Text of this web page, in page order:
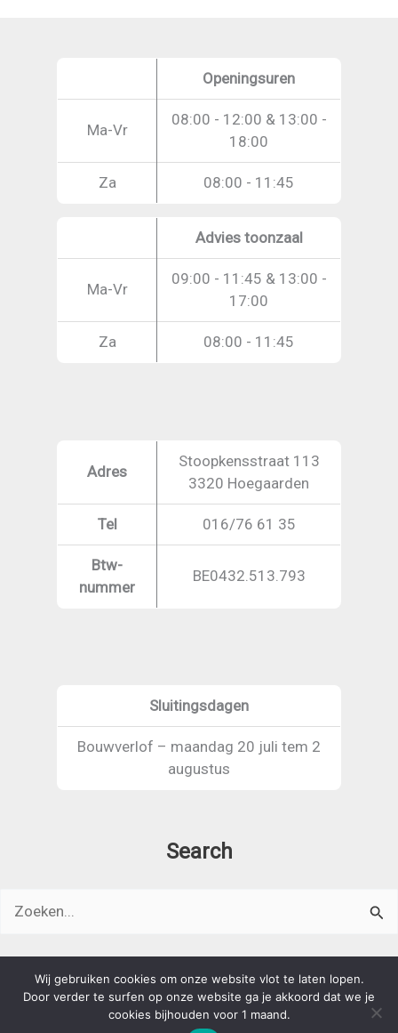
Openingsuren
Ma-Vr
08:00 - 12:00 & 13:00 -
18:00
Za 08:00 - 11:45
Advies toonzaal
Ma-Vr
09:00 - 11:45 & 13:00 -
17:00
Za 08:00 - 11:45
Adres
Stoopkensstraat 113
3320 Hoegaarden
Tel 016/76 61 35
Btw-
nummer
BE0432.513.793
Sluitingsdagen
Bouwverlof – maandag 20 juli tem 2
augustus
Search
naar:
Copyright © 2026 Vandermolen | aangedreven doorAstra
WordPress thema
Wij gebruiken cookies om onze website vlot te laten lopen.
Door verder te surfen op onze website ga je akkoord dat we je
cookies bijhouden voor 1 maand.